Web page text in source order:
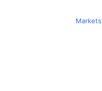
Markets